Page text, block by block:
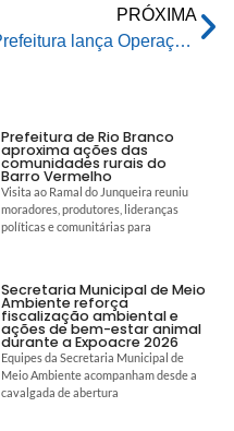
PRÓXIMA
Prefeitura lança Operação Estiagem
Prefeitura de Rio Branco
aproxima ações das
comunidades rurais do
Barro Vermelho
Visita ao Ramal do Junqueira reuniu
moradores, produtores, lideranças
políticas e comunitárias para
Secretaria Municipal de Meio
Ambiente reforça
fiscalização ambiental e
ações de bem-estar animal
durante a Expoacre 2026
Equipes da Secretaria Municipal de
Meio Ambiente acompanham desde a
cavalgada de abertura